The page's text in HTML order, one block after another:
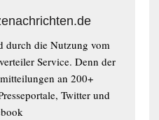
durch die Nutzung vom
Service. Denn der
an 200+
Twitter und